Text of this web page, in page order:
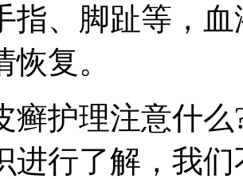
指、脚趾等，
复。
癣护理注意什
进行了解，我